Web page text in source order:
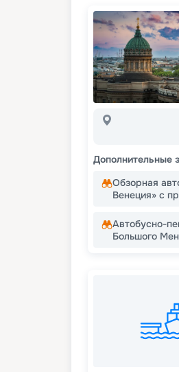
Дополнительные
Обзорная
Венеция» с
Автобусно-
Большого